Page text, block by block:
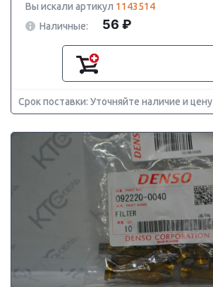
Вы искали артикул 1143514
Наличные:
56 ₽
Срок поставки: Уточняйте наличие и цену